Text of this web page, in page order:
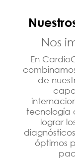
Nos
En
de
tecnología
lograr
óptimos